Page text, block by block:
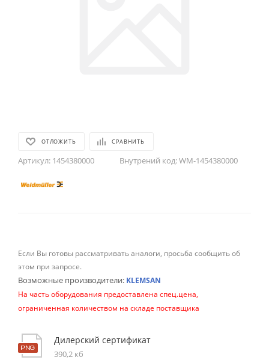
ОТЛОЖИТЬ СРАВНИТЬ
Артикул: 1454380000 Внутрений код:WM-1454380000
Если Вы готовы рассматривать аналоги, просьба сообщить об
этом при запросе.
Возможные производители: KLEMSAN
На часть оборудования предоставлена спец.цена,
ограниченная количеством на складе поставщика
Дилерский сертификат
390,2 кб